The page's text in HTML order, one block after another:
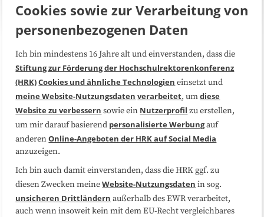
Über uns FAQ
Medienarbeit Kooperationen
Datenschutzerklärung Impressum
Sitemap
Folgen Sie uns
Cookies sowie zur Verarbeitung von
personenbezogenen Daten
Ich bin mindestens 16 Jahre alt und einverstanden, dass die
Stiftung zur Förderung der Hochschulrektorenkonferenz
(HRK)Cookies und ähnliche Technologien einsetzt und
meine Website-Nutzungsdaten verarbeitet, umdiese
Website zu verbessern sowie ein Nutzerprofil zu erstellen,
um mir darauf basierend personalisierte Werbungauf
anderenOnline-Angeboten der HRK auf Social Media
anzuzeigen.
Ich bin auch damit einverstanden, dass die HRK ggf. zu
diesen Zwecken meineWebsite-Nutzungsdaten in sog.
unsicheren Drittländern außerhalb des EWR verarbeitet,
auch wenn insoweit kein mit dem EU-Recht vergleichbares